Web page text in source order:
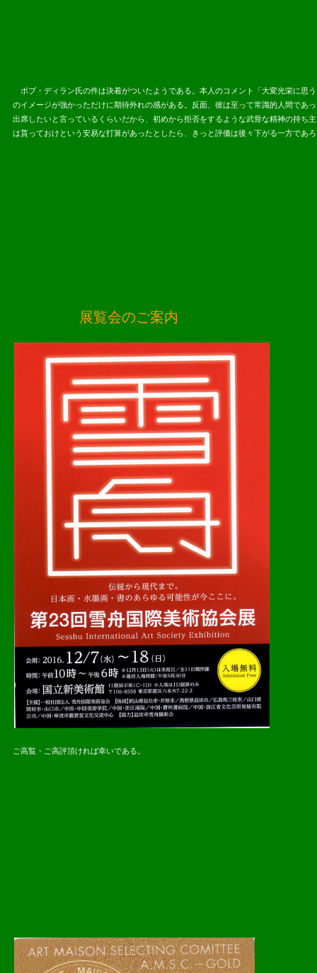
ボブ・ディラン氏の件は決着がついたようである。本人のコメント「大変光栄に思
のイメージが強かっただけに期待外れの感がある。反面、彼は至って常識的人間であ
出席したいと言っているくらいだから、初めから拒否をするような武骨な精神の持ち
は貰っておけという安易な打算があったとしたら、きっと評価は後々下がる一方であ
展覧会のご案内
ご高覧・ご高評頂ければ幸いである。